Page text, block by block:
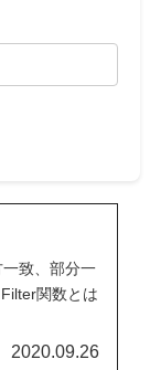
致、部分一
関数とは
2020.09.26